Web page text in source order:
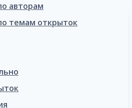
авторам
темам открыток